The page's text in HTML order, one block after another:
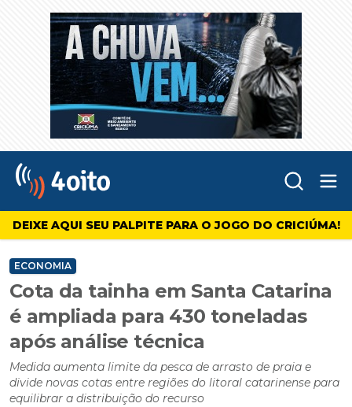
4oito
DEIXE AQUI SEU PALPITE PARA O JOGO DO CRICIÚMA!
ECONOMIA
Cota da tainha em Santa Catarina
é ampliada para 430 toneladas
após análise técnica
Medida aumenta limite da pesca de arrasto de praia e
divide novas cotas entre regiões do litoral catarinense para
equilibrar a distribuição do recurso